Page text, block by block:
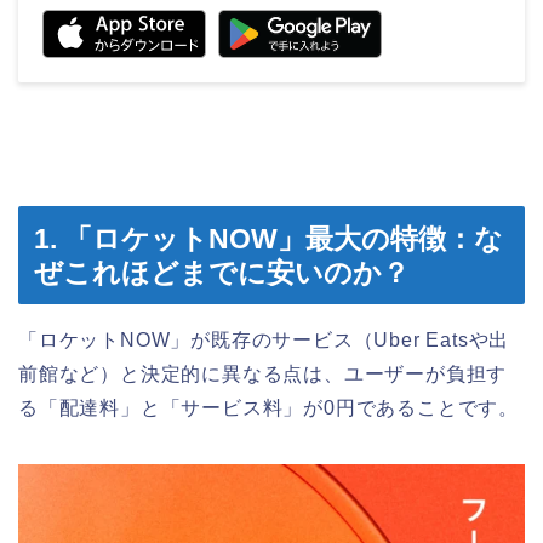
1. 「ロケットNOW」最大の特徴：な
ぜこれほどまでに安いのか？
「ロケットNOW」が既存のサービス（Uber Eatsや出
前館など）と決定的に異なる点は、ユーザーが負担す
る「配達料」と「サービス料」が0円であることです。